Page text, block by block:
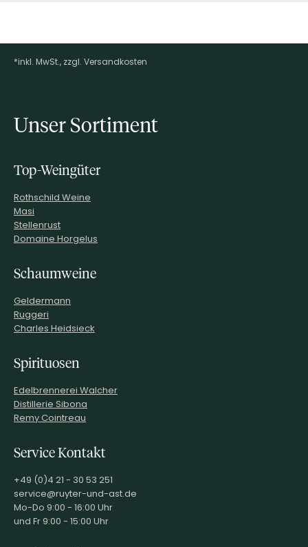
Footer-Menü
*inkl. MwSt., zzgl. Versandkosten
Unser Sortiment
Top-Weingüter
Rothschild Weine
Masi
Stellenrust
Domaine Horgelus
Schaumweine
Geldermann
Ruggeri
Charles Heidsieck
Spirituosen
Edelbrennerei Walcher
Distillerie Sibona
Remy Cointreau
Service Kontakt
+49 (0)4 21 - 30 53 251
service@ruyter-und-ast.de
Mo-Do 9:00 - 16:00 Uhr
und Fr 9:00 - 15:00 Uhr